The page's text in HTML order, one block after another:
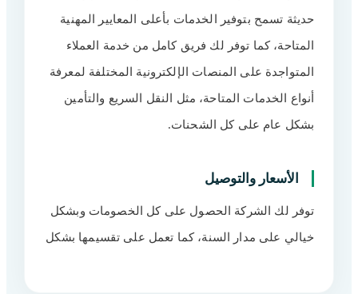
حديثة تسمح بتوفير الخدمات بأعلى المعايير المهنية
المتاحة، كما توفر لك فريق كامل من خدمة العملاء
المتواجدة على المنصات الإلكترونية المختلفة لمعرفة
أنواع الخدمات المتاحة، مثل النقل السريع والتأمين
بشكل عام على كل الشحنات.
الأسعار والتوصيل
توفر لك الشركة الحصول على كل الخصومات وبشكل
خيالي على مدار السنة، كما تعمل على تقسيمها بشكل